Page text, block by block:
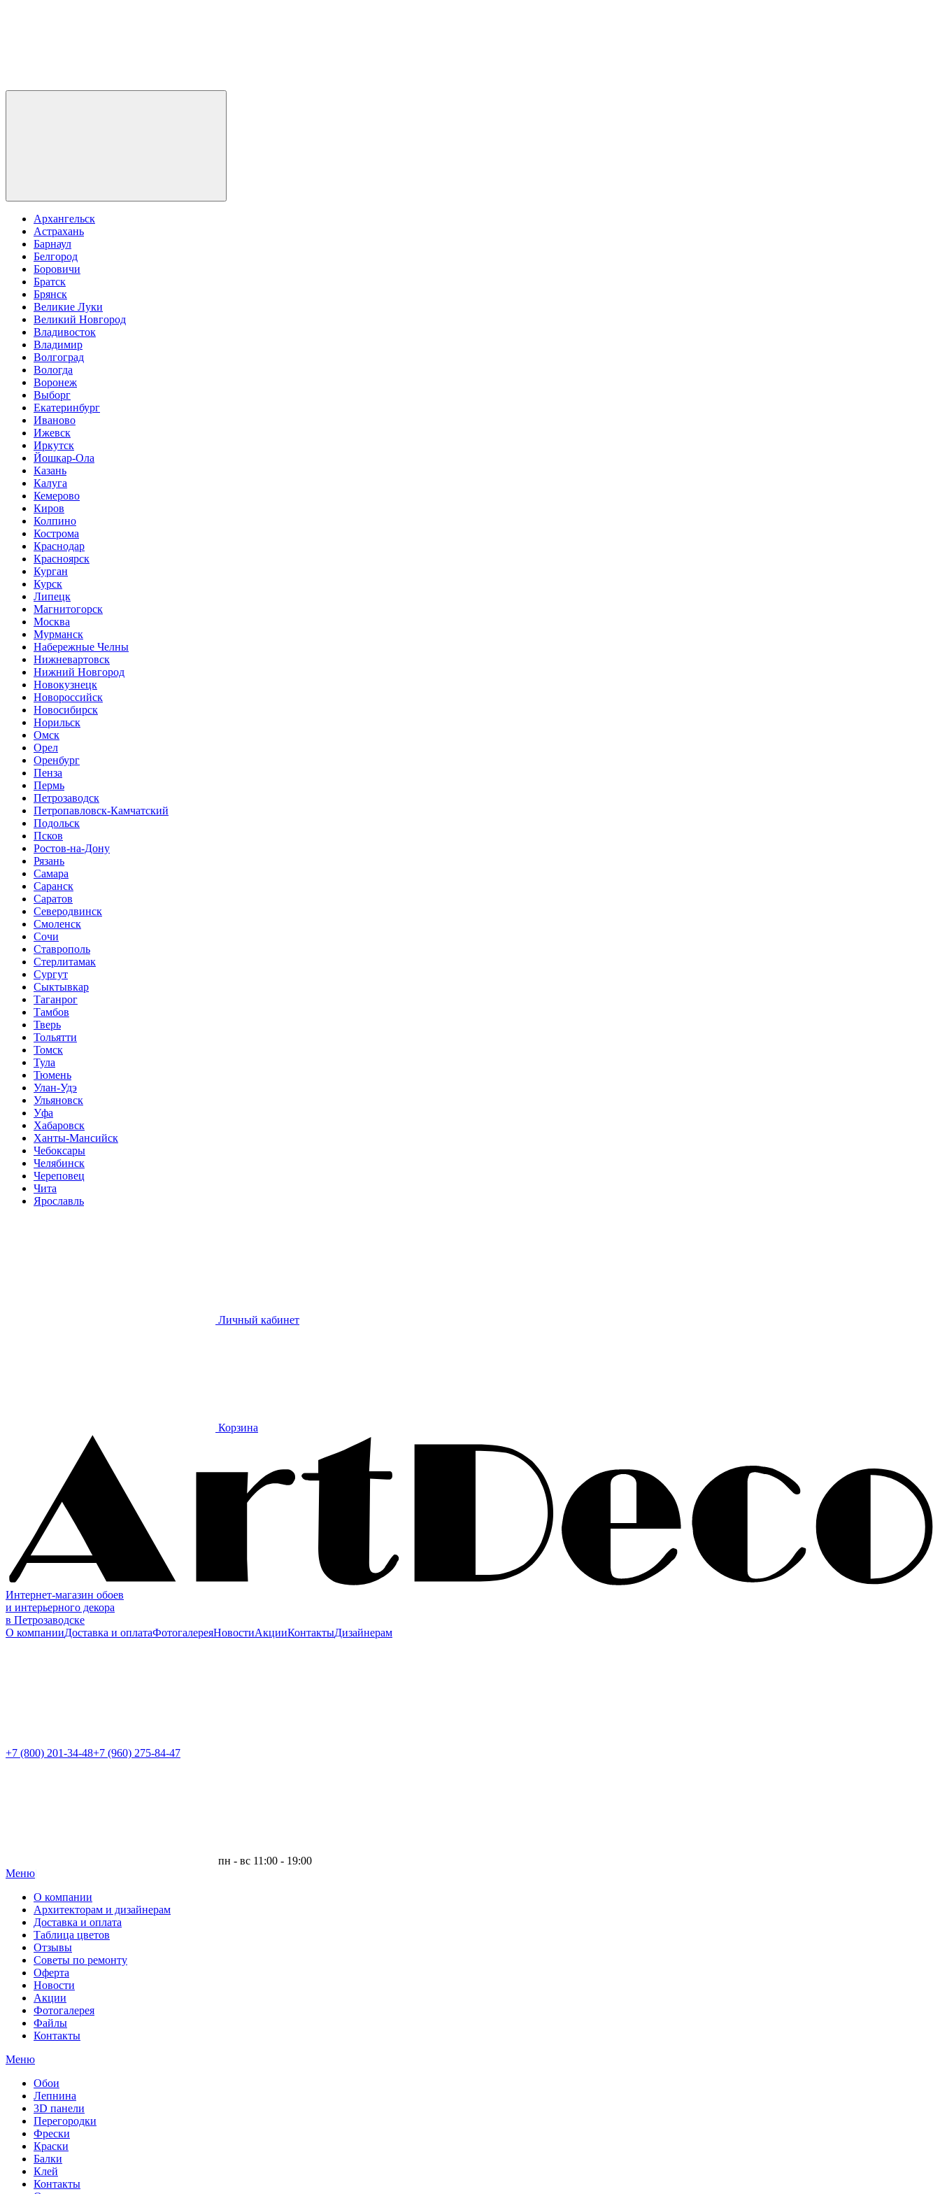
Архангельск
Астрахань
Барнаул
Белгород
Боровичи
Братск
Брянск
Великие Луки
Великий Новгород
Владивосток
Владимир
Волгоград
Вологда
Воронеж
Выборг
Екатеринбург
Иваново
Ижевск
Иркутск
Йошкар-Ола
Казань
Калуга
Кемерово
Киров
Колпино
Кострома
Краснодар
Красноярск
Курган
Курск
Липецк
Магнитогорск
Москва
Мурманск
Набережные Челны
Нижневартовск
Нижний Новгород
Новокузнецк
Новороссийск
Новосибирск
Норильск
Омск
Орел
Оренбург
Пенза
Пермь
Петрозаводск
Петропавловск-Камчатский
Подольск
Псков
Ростов-на-Дону
Рязань
Самара
Саранск
Саратов
Северодвинск
Смоленск
Сочи
Ставрополь
Стерлитамак
Сургут
Сыктывкар
Таганрог
Тамбов
Тверь
Тольятти
Томск
Тула
Тюмень
Улан-Удэ
Ульяновск
Уфа
Хабаровск
Ханты-Мансийск
Чебоксары
Челябинск
Череповец
Чита
Ярославль
Личный кабинет
Корзина
Интернет-магазин обоев
и интерьерного декора
в Петрозаводске
О компанииДоставка и оплатаФотогалереяНовостиАкцииКонтактыДизайнерам
+7 (800) 201-34-48+7 (960) 275-84-47
пн - вс 11:00 - 19:00
Меню|
О компании
Архитекторам и дизайнерам
Доставка и оплата
Таблица цветов
Отзывы
Советы по ремонту
Оферта
Новости
Акции
Фотогалерея
Файлы
Контакты
Меню
Обои
Лепнина
3D панели
Перегородки
Фрески
Краски
Балки
Клей
Контакты